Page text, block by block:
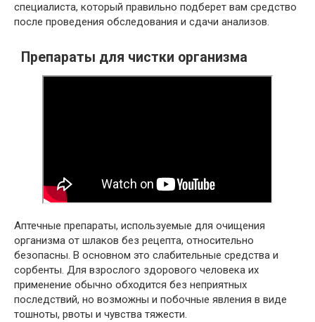
специалиста, который правильно подберет вам средство
после проведения обследования и сдачи анализов.
Препараты для чистки организма
Аптечные препараты, используемые для очищения
организма от шлаков без рецепта, относительно
безопасны. В основном это слабительные средства и
сорбенты. Для взрослого здорового человека их
применение обычно обходится без неприятных
последствий, но возможны и побочные явления в виде
тошноты, рвоты и чувства тяжести.